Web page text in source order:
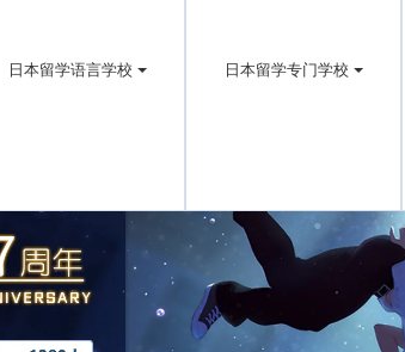
日本留学语言学校 日本留学专门学校